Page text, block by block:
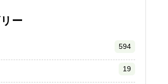
ー
594
19